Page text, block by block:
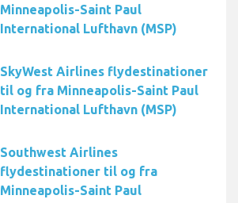
Minneapolis-Saint Paul
International Lufthavn (MSP)
SkyWest Airlines flydestinationer
til og fra Minneapolis-Saint Paul
International Lufthavn (MSP)
Southwest Airlines
flydestinationer til og fra
Minneapolis-Saint Paul